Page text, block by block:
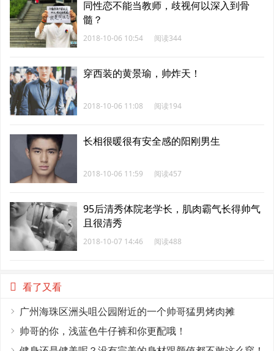
同性恋不能当教师，歧视何以深入到骨
髓？
2018-10-06 10:54 阅读344
穿西装的黄景瑜，帅炸天！
2018-10-06 11:08 阅读194
长相很暖很有安全感的阳刚男生
2018-10-06 11:59 阅读457
95后清秀体院老学长，肌肉霸气长得帅气
且很清秀
2018-10-07 14:46 阅读488
看了又看
广州海珠区洲头咀公园附近的一个帅哥猛男烤肉摊
帅哥的你，浅蓝色牛仔裤和你更配哦！